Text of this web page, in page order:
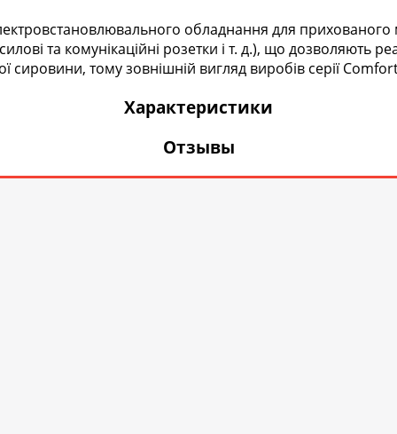
обладнання для
та комунікаційні розетки і т. д.), що дозволяють
сировини, тому зовнішній вигляд виробів серії
Характеристики
Отзывы